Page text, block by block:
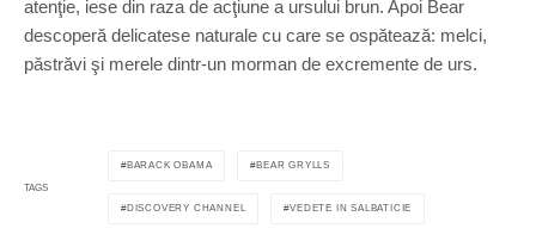
atenţie, iese din raza de acţiune a ursului brun. Apoi Bear
descoperă delicatese naturale cu care se ospătează: melci,
păstrăvi şi merele dintr-un morman de excremente de urs.
TAGS
BARACK OBAMA BEAR GRYLLS
DISCOVERY CHANNEL VEDETE IN SALBATICIE